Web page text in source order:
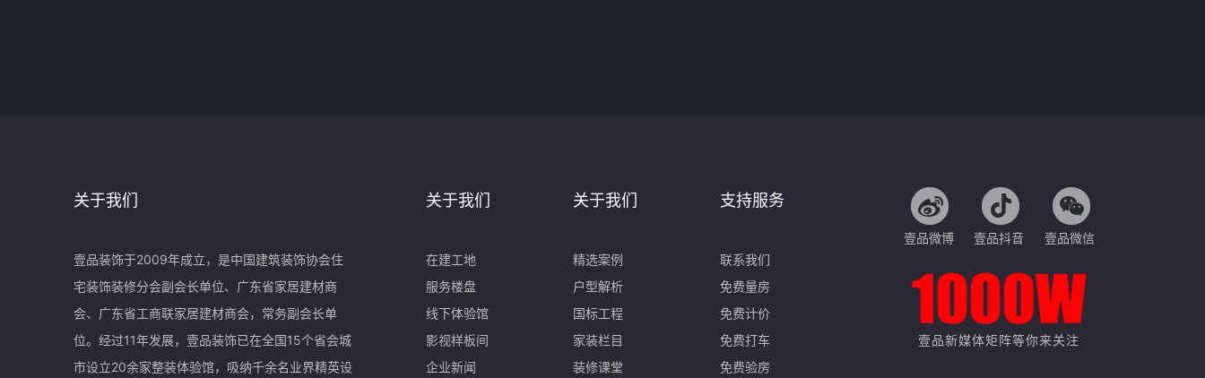
关于我们
壹品装饰于2009年成立，是中国建筑装饰协会住
宅装饰装修分会副会长单位、广东省家居建材商
会、广东省工商联家居建材商会，常务副会长单
位。经过11年发展，壹品装饰已在全国15个省会城
市设立20余家整装体验馆，吸纳千余名业界精英设
关于我们
在建工地
服务楼盘
线下体验馆
影视样板间
企业新闻
关于我们
精选案例
户型解析
国标工程
家装栏目
装修课堂
支持服务
联系我们
免费量房
免费计价
免费打车
免费验房
壹品微博 壹品抖音 壹品微信
壹品新媒体矩阵等你来关注